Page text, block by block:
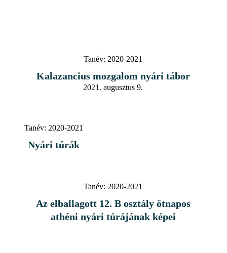
Tanév: 2020-2021
Kalazancius mozgalom nyári tábor
2021. augusztus 9.
Tanév: 2020-2021
Nyári túrák
Tanév: 2020-2021
Az elballagott 12. B osztály ötnapos
athéni nyári túrájának képei